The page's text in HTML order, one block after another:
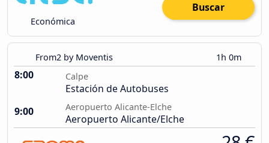
Económica
Buscar
From2 by Moventis 1h 0m
8:00 Calpe
Estación de Autobuses
9:00
Aeropuerto Alicante-Elche
Aeropuerto Alicante/Elche